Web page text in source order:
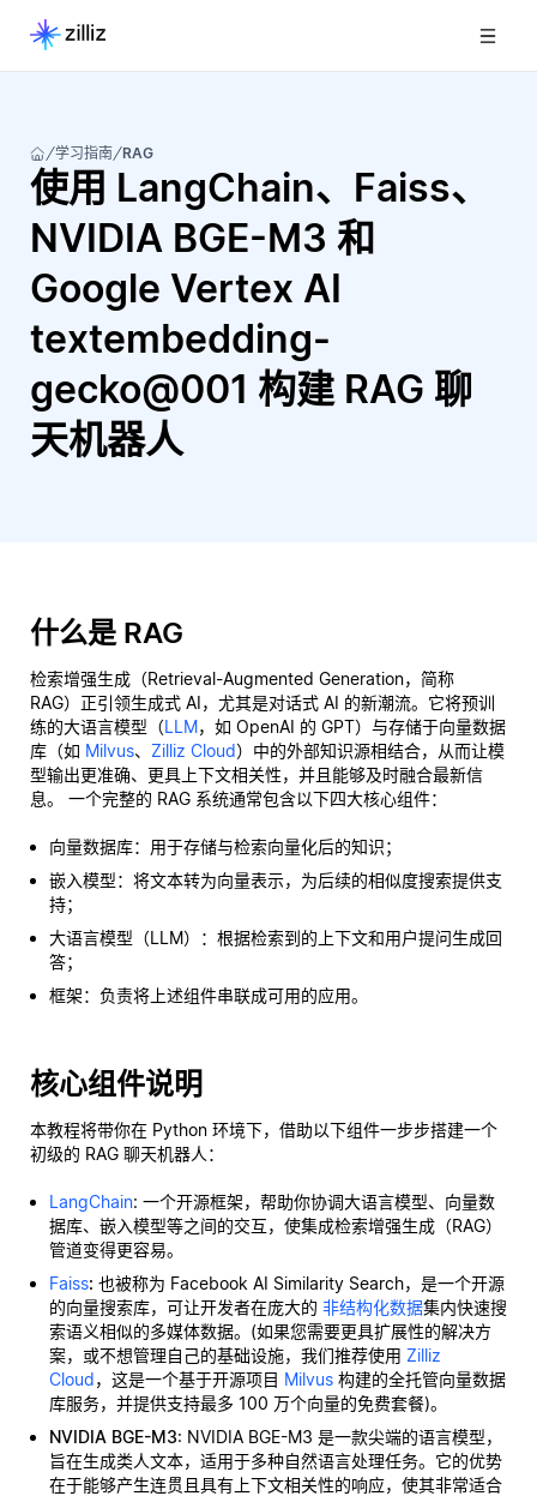
学习指南 RAG
使用 LangChain、Faiss、
NVIDIA BGE-M3 和
Google Vertex AI
textembedding-
gecko@001 构建 RAG 聊
天机器人
什么是 RAG
检索增强生成（Retrieval-Augmented Generation，简称
RAG）正引领生成式 AI，尤其是对话式 AI 的新潮流。它将预训
练的大语言模型（LLM，如 OpenAI 的 GPT）与存储于向量数据
库（如 Milvus、 Zilliz Cloud）中的外部知识源相结合，从而让模
型输出更准确、更具上下文相关性，并且能够及时融合最新信
息。 一个完整的 RAG 系统通常包含以下四大核心组件：
向量数据库：用于存储与检索向量化后的知识；
嵌入模型：将文本转为向量表示，为后续的相似度搜索提供支
持；
大语言模型（LLM）：根据检索到的上下文和用户提问生成回
答；
框架：负责将上述组件串联成可用的应用。
核心组件说明
本教程将带你在 Python 环境下，借助以下组件一步步搭建一个
初级的 RAG 聊天机器人：
LangChain: 一个开源框架，帮助你协调大语言模型、向量数
据库、嵌入模型等之间的交互，使集成检索增强生成（RAG）
管道变得更容易。
Faiss: 也被称为 Facebook AI Similarity Search，是一个开源
的向量搜索库，可让开发者在庞大的 非结构化数据集内快速搜
索语义相似的多媒体数据。(如果您需要更具扩展性的解决方
案，或不想管理自己的基础设施，我们推荐使用 Zilliz
Cloud，这是一个基于开源项目 Milvus 构建的全托管向量数据
库服务，并提供支持最多 100 万个向量的免费套餐)。
NVIDIA BGE-M3: NVIDIA BGE-M3 是一款尖端的语言模型，
旨在生成类人文本，适用于多种自然语言处理任务。它的优势
在于能够产生连贯且具有上下文相关性的响应，使其非常适合